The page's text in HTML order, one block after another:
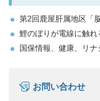
第2回鹿屋肝属地区「
鯉のぼりが電線に触れ
国保情報、健康、リ
お問い合わせ